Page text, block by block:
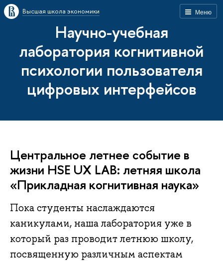
Меню
Высшая школа экономики
Научно-учебная
лаборатория когнитивной
психологии пользователя
цифровых интерфейсов
Центральное летнее событие в
жизни HSE UX LAB: летняя школа
«Прикладная когнитивная наука»
Пока студенты наслаждаются
каникулами, наша лаборатория уже в
который раз проводит летнюю школу,
посвященную различным аспектам